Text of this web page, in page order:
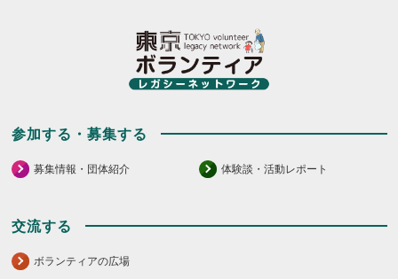
参加する・募集する
募集情報・団体紹介 体験談・活動レポート
交流する
ボランティアの広場